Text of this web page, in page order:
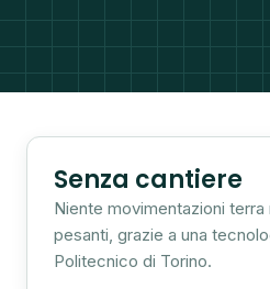
Senza cantiere
Niente movimentazioni
pesanti, grazie a una
Politecnico di Torino.